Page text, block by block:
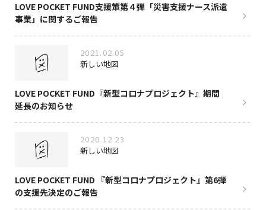
LOVE POCKET FUND支援策第４弾「災害支援ナース派遣
事業」に関するご報告
2021.02.05
新しい地図
LOVE POCKET FUND『新型コロナプロジェクト』期間
延長のお知らせ
2020.12.23
新しい地図
LOVE POCKET FUND 『新型コロナプロジェクト』第6弾
の支援先決定のご報告